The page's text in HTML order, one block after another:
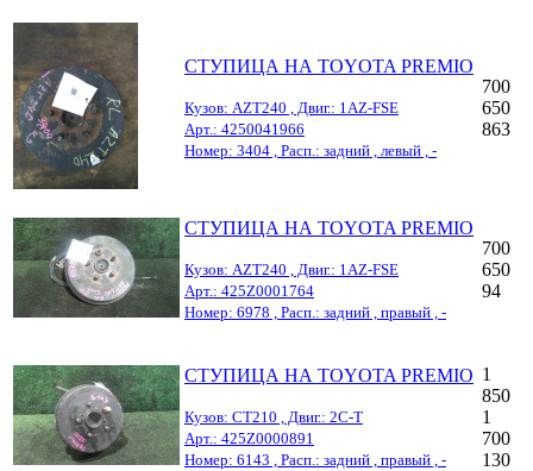
СТУПИЦА НА TOYOTA PREMIO
Кузов: AZT240 , Двиг.: 1AZ-FSE
Арт.: 4250041966
Номер: 3404 , Расп.: задний , левый , -
700
650
863
СТУПИЦА НА TOYOTA PREMIO
Кузов: AZT240 , Двиг.: 1AZ-FSE
Арт.: 425Z0001764
Номер: 6978 , Расп.: задний , правый , -
700
650
94
СТУПИЦА НА TOYOTA PREMIO
Кузов: CT210 , Двиг.: 2C-T
Арт.: 425Z0000891
Номер: 6143 , Расп.: задний , правый , -
1
850
1
700
130